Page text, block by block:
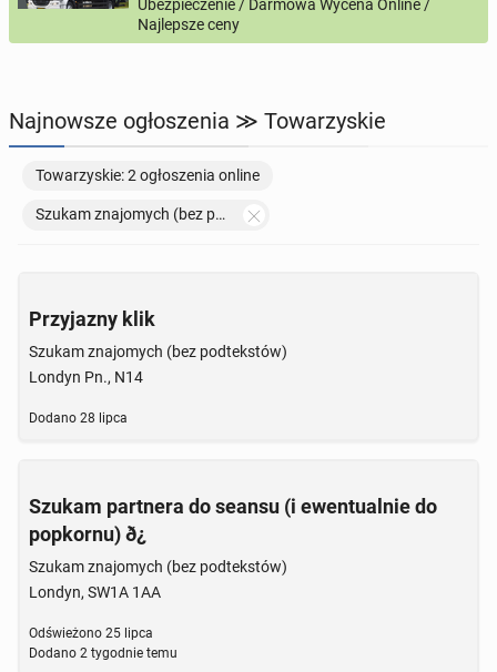
USŁUGI 170ogłoszeń online
KUPIĘ & SPRZEDAM 45ogłoszeń online
TOWARZYSKIE
Ubezpieczenie / Darmowa Wycena Online /
Najlepsze ceny
Najnowsze ogłoszenia ≫ Towarzyskie
Towarzyskie: 2 ogłoszenia online
Szukam znajomych (bez podtekstów)
Przyjazny klik
Szukam znajomych (bez podtekstów)
Londyn Pn., N14
Dodano 28 lipca
Szukam partnera do seansu (i ewentualnie do
popkornu) ð¿
Szukam znajomych (bez podtekstów)
Londyn, SW1A 1AA
Odświeżono 25 lipca
Dodano 2 tygodnie temu